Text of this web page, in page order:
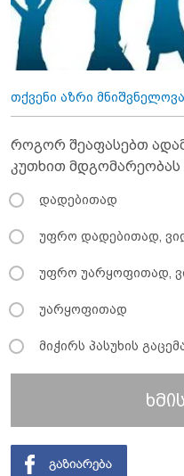
თქვენი აზრი
როგორ შეაფასებთ
კუთხით
დადებითად
უფრო დადებითად,
უფრო უარყოფითად,
უარყოფითად
მიჭირს პასუხის